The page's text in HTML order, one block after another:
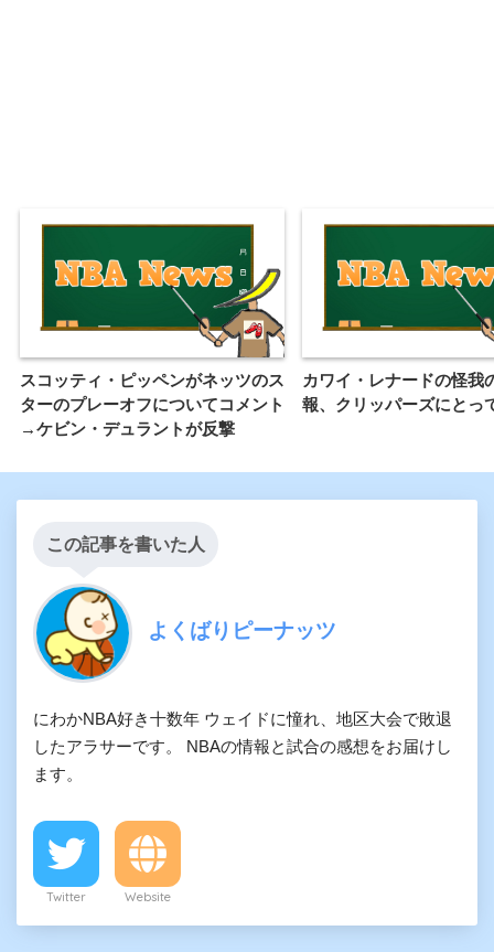
スコッティ・ピッペンがネッツのス
ターのプレーオフについてコメント
→ケビン・デュラントが反撃
カワイ・レナードの怪我
報、クリッパーズにとっ
この記事を書いた人
よくばりピーナッツ
にわかNBA好き十数年 ウェイドに憧れ、地区大会で敗退
したアラサーです。 NBAの情報と試合の感想をお届けし
ます。
Twitter Website